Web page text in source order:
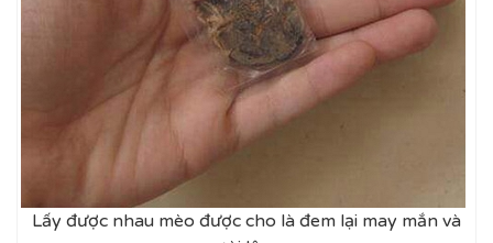
Lấy được nhau mèo được cho là đem lại may mắn và